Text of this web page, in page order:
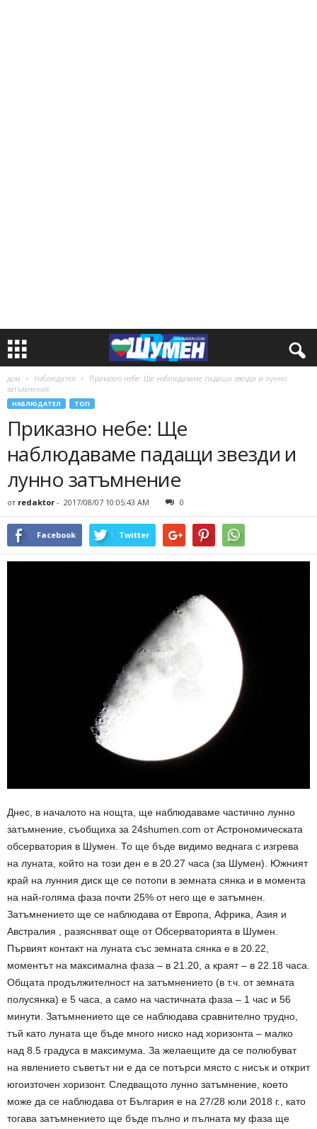
дом Наблюдател
Приказно небе: Ще наблюдаваме падащи звезди и лунно
затъмнение
НАБЛЮДАТЕЛ ТОП
Приказно небе: Ще
наблюдаваме падащи звезди и
лунно затъмнение
от redaktor - 2017/08/07 10:05:43 AM 0
Facebook Twitter
Днес, в началото на нощта, ще наблюдаваме частично лунно
затъмнение, съобщиха за 24shumen.com от Астрономическата
обсерватория в Шумен. То ще бъде видимо веднага с изгрева
на луната, който на този ден е в 20.27 часа (за Шумен). Южният
край на лунния диск ще се потопи в земната сянка и в момента
на най-голяма фаза почти 25% от него ще е затъмнен.
Затъмнението ще се наблюдава от Европа, Африка, Азия и
Австралия , разясняват още от Обсерваторията в Шумен.
Първият контакт на луната със земната сянка е в 20.22,
моментът на максимална фаза – в 21.20, а краят – в 22.18 часа.
Общата продължителност на затъмнението (в т.ч. от земната
полусянка) е 5 часа, а само на частичната фаза – 1 час и 56
минути. Затъмнението ще се наблюдава сравнително трудно,
тъй като луната ще бъде много ниско над хоризонта – малко
над 8.5 градуса в максимума. За желаещите да се полюбуват
на явлението съветът ни е да се потърси място с нисък и открит
югоизточен хоризонт. Следващото лунно затъмнение, което
може да се наблюдава от България е на 27/28 юли 2018 г., като
тогава затъмнението ще бъде пълно и пълната му фаза ще